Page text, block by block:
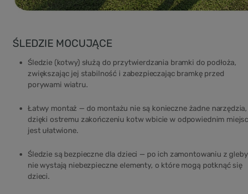
ŚLEDZIE MOCUJĄCE
Śledzie (kotwy) służą do przytwierdzania bramki do podłoża,
zwiększając jej stabilność i zabezpieczając bramkę przed
porywami wiatru.
Łatwy montaż — do montażu nie są konieczne żadne narzędzia,
dzięki ostremu zakończeniu kotw wbicie w odpowiednim
jest ułatwione.
Śledzie są bezpieczne dla dzieci — po ich zamontowaniu z gleby
nie wystają niebezpieczne elementy, o które mogą potknąć się
dzieci.